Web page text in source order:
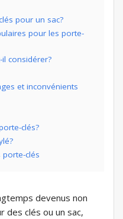
pour un sac?
pour les porte-
considérer?
et inconvénients
clés?
clés
devenus non
des clés ou un sac,